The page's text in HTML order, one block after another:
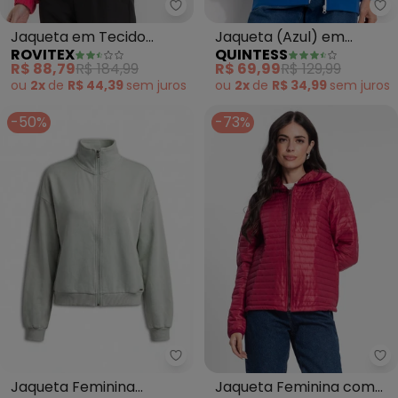
Rovitex - Jaqueta em Tecido
Jaqueta em Tecido
Alfaiate (Vermelho)
ROVITEX
R$ 88,79R$ 184,99
ou 2x de R$ 44,39 sem juros
Jaqueta (Azul) em
Molecotton
QUINTESS
R$ 69,99R$ 129,99
ou 2x de R$ 34,99 sem juros
-50%
Essendi - Jaqueta Feminina
Jaqueta Feminina
-73%
Jaqueta Feminina com